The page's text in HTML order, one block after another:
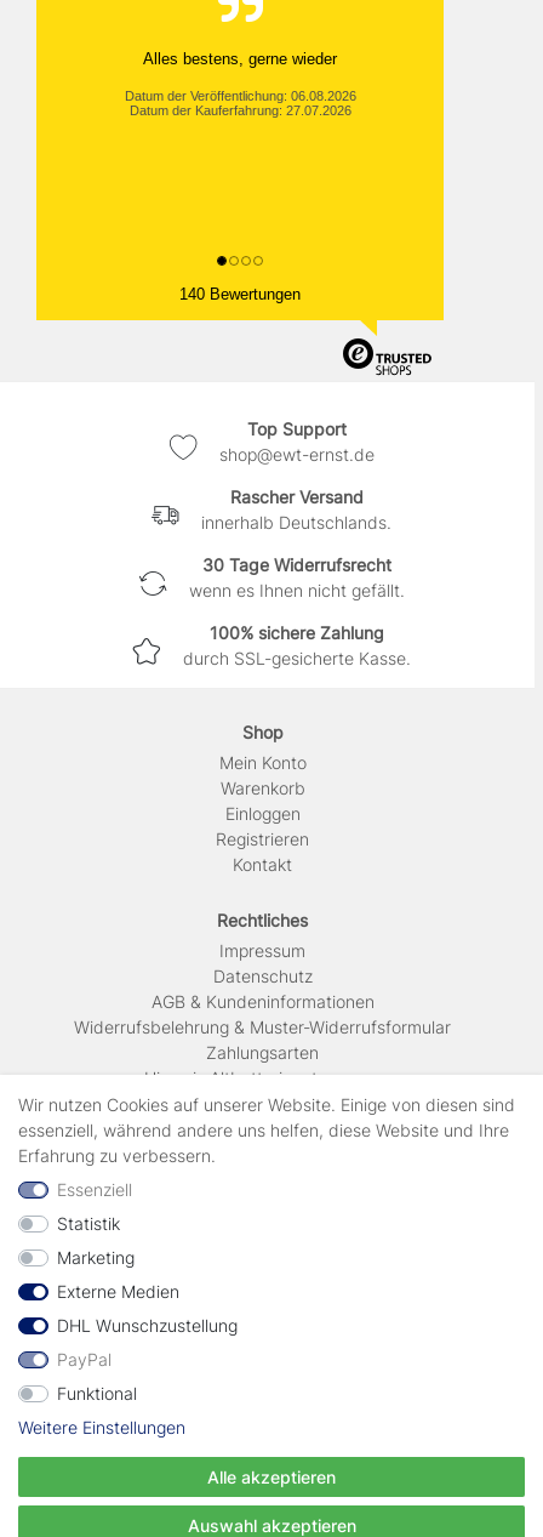
Alles bestens, gerne wieder
Datum der Veröffentlichung: 06.08.2026
Datum der Kauferfahrung: 27.07.2026
140 Bewertungen
Top Support
shop@ewt-ernst.de
Rascher Versand
innerhalb Deutschlands.
30 Tage Widerrufsrecht
wenn es Ihnen nicht gefällt.
100% sichere Zahlung
durch SSL-gesicherte Kasse.
Shop
Mein Konto
Warenkorb
Einloggen
Registrieren
Kontakt
Rechtliches
Impressum
Daten­schutz
AGB & Kundeninformationen
Widerrufsbelehrung & Muster-Widerrufsformular
Zahlungsarten
Hinweis Altbatterieentsorgung
Versandkosten & Lieferinformationen
Zahlungsarten
geprüft durch
Vertrag widerrufen
© Copyright EWT 2024 | Alle Rechte vorbehalten.
Wir nutzen Cookies auf unserer Website. Einige von diesen sind
essenziell, während andere uns helfen, diese Website und Ihre
Erfahrung zu verbessern.
Essenziell
Statistik
Marketing
Externe Medien
DHL Wunschzustellung
PayPal
Funktional
Weitere Einstellungen
Alle akzeptieren
Auswahl akzeptieren